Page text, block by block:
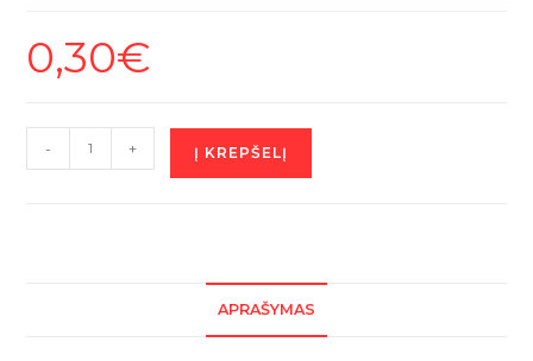
0,30€
produkto
kiekis:
- + Į KREPŠELĮ
APRAŠYMAS